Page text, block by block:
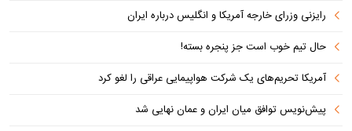
رایزنی وزرای خارجه آمریکا و انگلیس درباره ایران
حال تیم خوب است جز پنجره بسته!
آمریکا تحریم‌های یک شرکت هواپیمایی عراقی را لغو کرد
پیش‌نویس توافق میان ایران و عمان نهایی شد